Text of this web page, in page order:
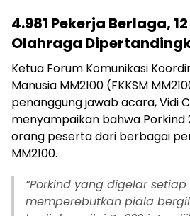
4.981 Pekerja Berlaga,
Olahraga
Ketua Forum Komunikasi
Manusia MM2100 (FKKSM
penanggung jawab acara, Vidi
menyampaikan bahwa Porkind
orang peserta dari berbagai
MM2100.
“Porkind yang digelar
memperebutkan piala